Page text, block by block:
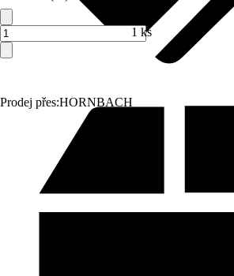
Prodej přes:HORNBACH
1 ks